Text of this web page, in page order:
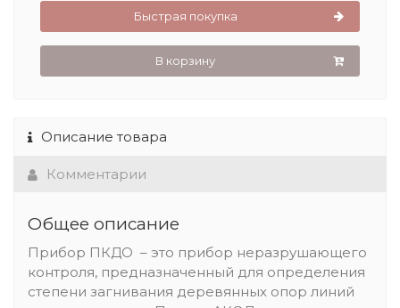
Быстрая покупка
В корзину
Описание товара
Комментарии
Общее описание
Прибор ПКДО – это прибор неразрушающего
контроля, предназначенный для определения
степени загнивания деревянных опор линий